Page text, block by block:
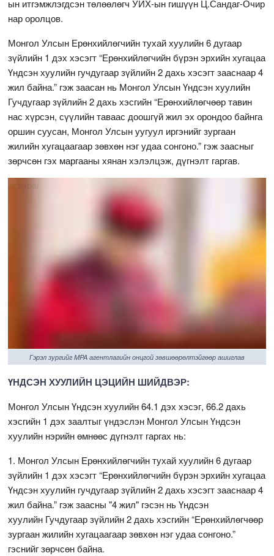
ын итгэмжлэгдсэн төлөөлөгч УИХ-ын гишүүн Ц.Сандаг-Очир
нар оролцов.
Монгол Улсын Ерөнхийлөгчийн тухай хуулийн 6 дугаар
зүйлийн 1 дэх хэсэгт “Ерөнхийлөгчийн бүрэн эрхийн хугацаа
Үндсэн хуулийн гучдугаар зүйлийн 2 дахь хэсэгт зааснаар 4
жил байна.” гэж заасан нь Монгол Улсын Үндсэн хуулийн
Гучдугаар зүйлийн 2 дахь хэсгийн “Ерөнхийлөгчөөр тавин
нас хүрсэн, сүүлийн таваас доошгүй жил эх орондоо байнга
оршин суусан, Монгол Улсын уугуул иргэнийг зургаан
жилийн хугацаагаар зөвхөн нэг удаа сонгоно.” гэж заасныг
зөрчсөн гэх маргааны хянан хэлэлцэж, дүгнэлт гаргав.
Гэрэл зургийг MPA агентлагийн онцгой зөвшөөрөлтэйгөөр ашиглав
ҮНДСЭН ХУУЛИЙН ЦЭЦИЙН ШИЙДВЭР:
Монгол Улсын Үндсэн хуулийн 64.1 дэх хэсэг, 66.2 дахь
хэсгийн 1 дэх заалтыг үндэслэн Монгол Улсын Үндсэн
хуулийн нэрийн өмнөөс дүгнэлт гаргах нь:
1. Монгол Улсын Ерөнхийлөгчийн тухай хуулийн 6 дугаар
зүйлийн 1 дэх хэсэгт “Ерөнхийлөгчийн бүрэн эрхийн хугацаа
Үндсэн хуулийн гучдугаар зүйлийн 2 дахь хэсэгт зааснаар 4
жил байна.” гэж заасны "4 жил" гэсэн нь Үндсэн
хуулийн Гучдугаар зүйлийн 2 дахь хэсгийн “Ерөнхийлөгчөөр
зургаан жилийн хугацаагаар зөвхөн нэг удаа сонгоно.”
гэснийг зөрчсөн байна.